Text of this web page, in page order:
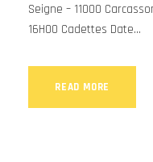
Seigne – 11000
16H00 Cadettes Date...
READ MORE